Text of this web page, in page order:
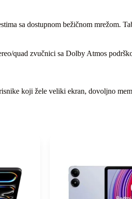
sa dostupnom bežičnom mrežom.
quad zvučnici sa Dolby Atmos
koji žele veliki ekran, dovoljno